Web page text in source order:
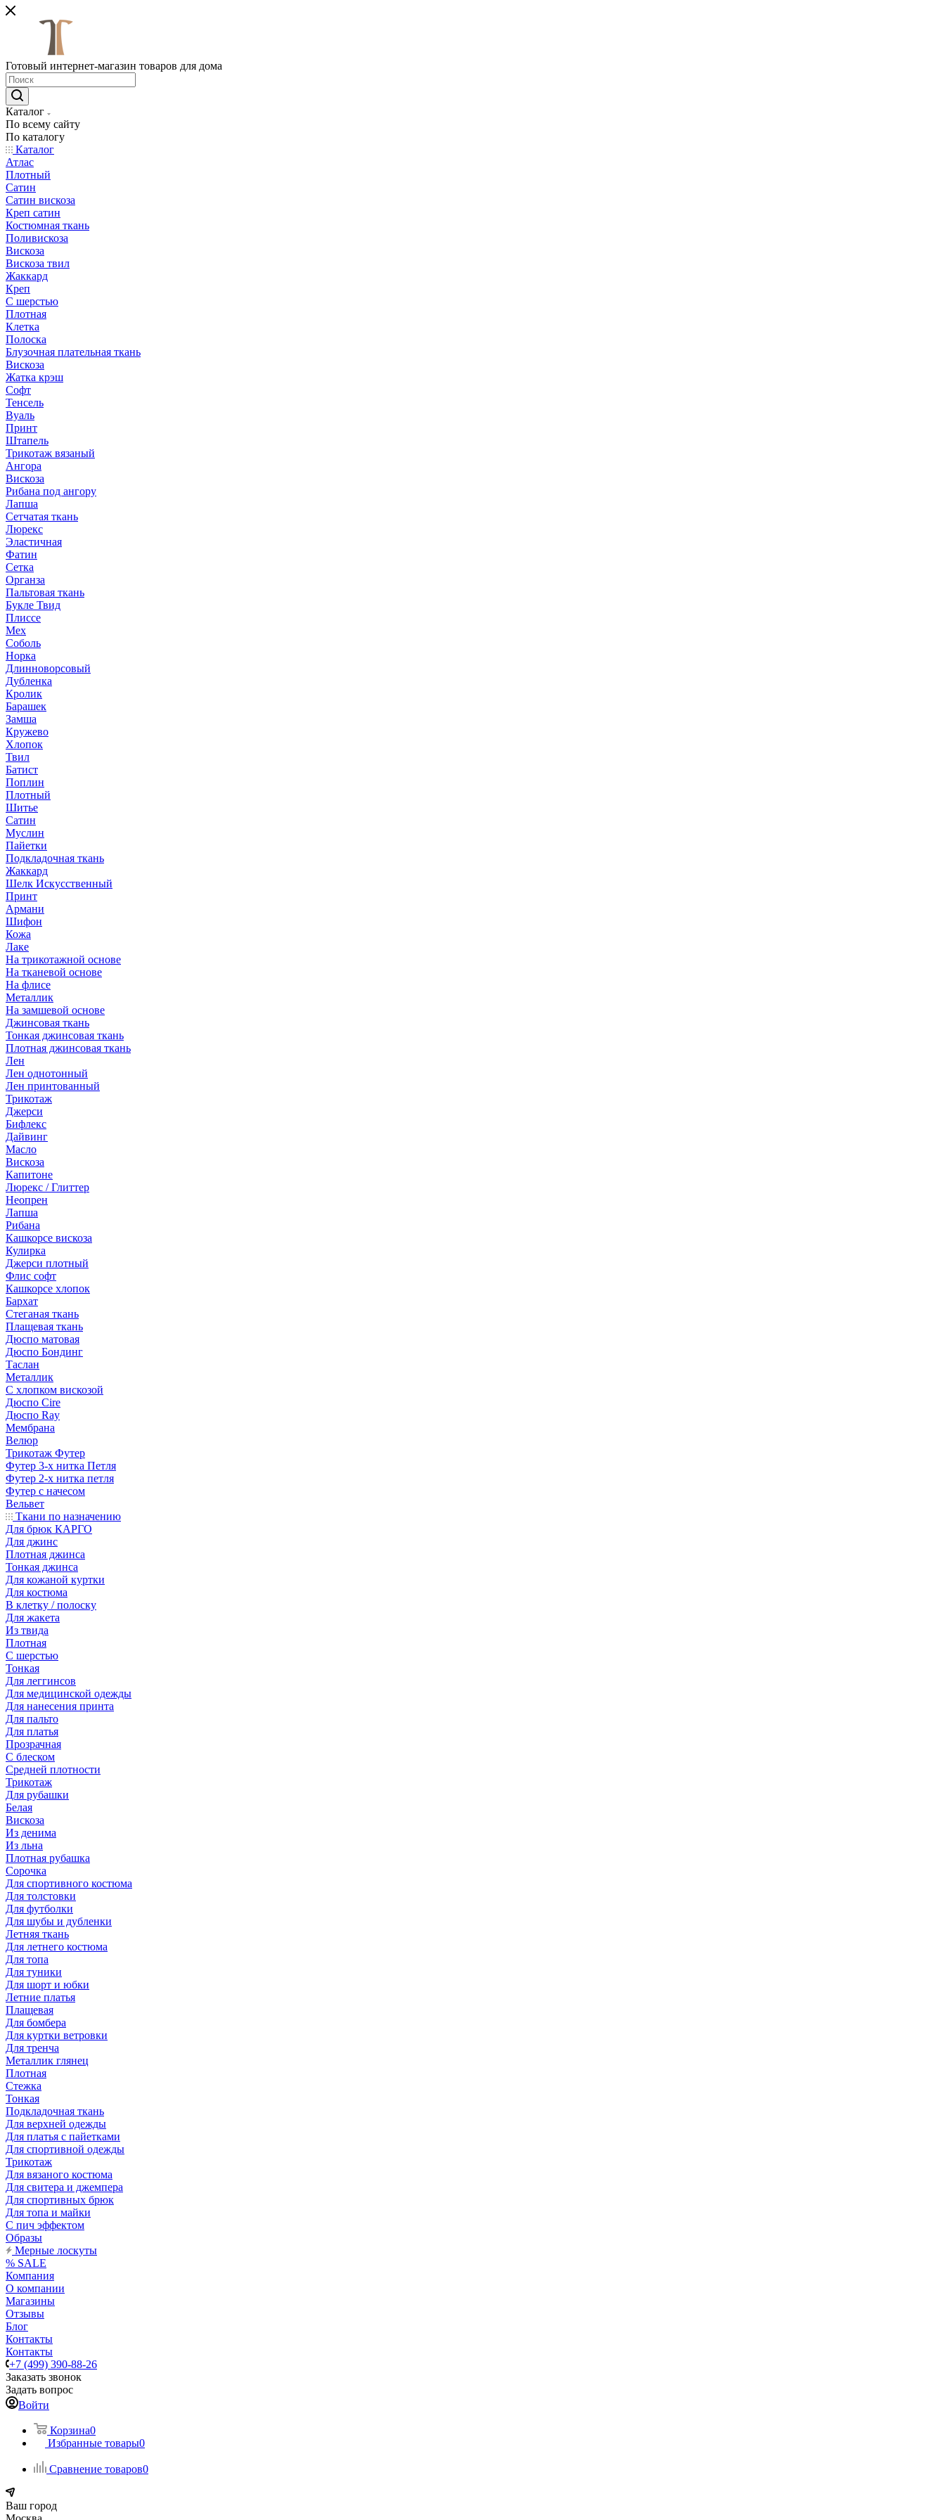
Готовый интернет-магазин товаров для дома
Каталог
По всему сайту
По каталогу
Каталог
Атлас
Плотный
Сатин
Сатин вискоза
Креп сатин
Костюмная ткань
Поливискоза
Вискоза
Вискоза твил
Жаккард
Креп
С шерстью
Плотная
Клетка
Полоска
Блузочная плательная ткань
Вискоза
Жатка крэш
Софт
Тенсель
Вуаль
Принт
Штапель
Трикотаж вязаный
Ангора
Вискоза
Рибана под ангору
Лапша
Сетчатая ткань
Люрекс
Эластичная
Фатин
Сетка
Органза
Пальтовая ткань
Букле Твид
Плиссе
Мех
Соболь
Норка
Длинноворсовый
Дубленка
Кролик
Барашек
Замша
Кружево
Хлопок
Твил
Батист
Поплин
Плотный
Шитье
Сатин
Муслин
Пайетки
Подкладочная ткань
Жаккард
Шелк Искусственный
Принт
Армани
Шифон
Кожа
Лаке
На трикотажной основе
На тканевой основе
На флисе
Металлик
На замшевой основе
Джинсовая ткань
Тонкая джинсовая ткань
Плотная джинсовая ткань
Лен
Лен однотонный
Лен принтованный
Трикотаж
Джерси
Бифлекс
Дайвинг
Масло
Вискоза
Капитоне
Люрекс / Глиттер
Неопрен
Лапша
Рибана
Кашкорсе вискоза
Кулирка
Джерси плотный
Флис софт
Кашкорсе хлопок
Бархат
Стеганая ткань
Плащевая ткань
Дюспо матовая
Дюспо Бондинг
Таслан
Металлик
С хлопком вискозой
Дюспо Cire
Дюспо Ray
Мембрана
Велюр
Трикотаж Футер
Футер 3-х нитка Петля
Футер 2-х нитка петля
Футер с начесом
Вельвет
Ткани по назначению
Для брюк КАРГО
Для джинс
Плотная джинса
Тонкая джинса
Для кожаной куртки
Для костюма
В клетку / полоску
Для жакета
Из твида
Плотная
С шерстью
Тонкая
Для леггинсов
Для медицинской одежды
Для нанесения принта
Для пальто
Для платья
Прозрачная
С блеском
Средней плотности
Трикотаж
Для рубашки
Белая
Вискоза
Из денима
Из льна
Плотная рубашка
Сорочка
Для спортивного костюма
Для толстовки
Для футболки
Для шубы и дубленки
Летняя ткань
Для летнего костюма
Для топа
Для туники
Для шорт и юбки
Летние платья
Плащевая
Для бомбера
Для куртки ветровки
Для тренча
Металлик глянец
Плотная
Стежка
Тонкая
Подкладочная ткань
Для верхней одежды
Для платья с пайетками
Для спортивной одежды
Трикотаж
Для вязаного костюма
Для свитера и джемпера
Для спортивных брюк
Для топа и майки
С пич эффектом
Образы
Мерные лоскуты
% SALE
Компания
О компании
Магазины
Отзывы
Блог
Контакты
Контакты
+7 (499) 390-88-26
Заказать звонок
Задать вопрос
Войти
Корзина0
Избранные товары0
Сравнение товаров0
Ваш город